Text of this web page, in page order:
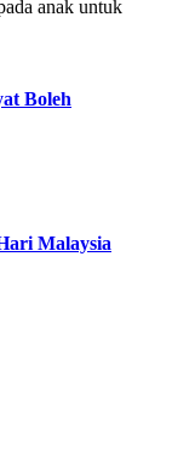
Boleh
Malaysia